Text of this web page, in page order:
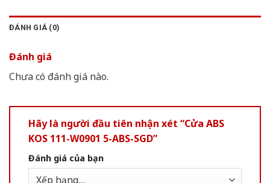
ĐÁNH GIÁ (0)
Đánh giá
Chưa có đánh giá nào.
Hãy là người đầu tiên nhận xét “Cửa ABS
KOS 111-W0901 5-ABS-SGD”
Đánh giá của bạn